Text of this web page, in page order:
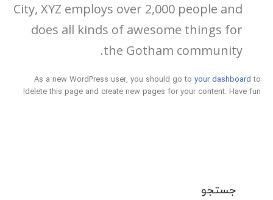
City, XYZ employs over 2,000 people and
does all kinds of awesome things for
the Gotham community.
As a new WordPress user, you should go to your dashboardto
delete this page and create new pages for your content. Have fun!
جستجو